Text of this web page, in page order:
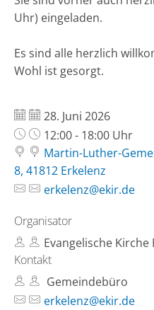
Uhr) eingeladen.
Es sind alle herzlich
Wohl ist gesorgt.
Datum:
28. Juni 2026
Uhrzeit:
12:00 - 18:00 Uhr
Martin-Luther-
8, 41812 Erkelenz
erkelenz@ekir.de
Organisator
Evangelische Kirche
Kontakt
Gemeindebüro
erkelenz@ekir.de